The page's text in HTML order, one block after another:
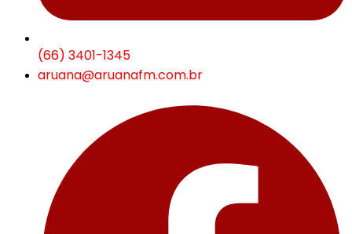
(66) 3401-1345
aruana@aruanafm.com.br